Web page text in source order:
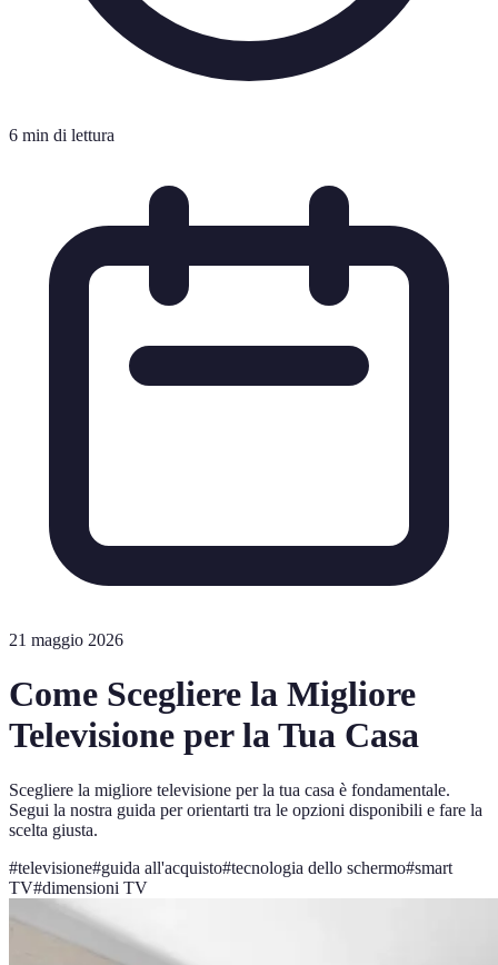
6 min di lettura
21 maggio 2026
Come Scegliere la Migliore
Televisione per la Tua Casa
Scegliere la migliore televisione per la tua casa è fondamentale.
Segui la nostra guida per orientarti tra le opzioni disponibili e fare la
scelta giusta.
#televisione#guida all'acquisto#tecnologia dello schermo#smart
TV#dimensioni TV